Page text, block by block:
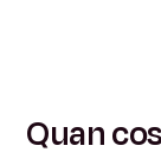
Quan